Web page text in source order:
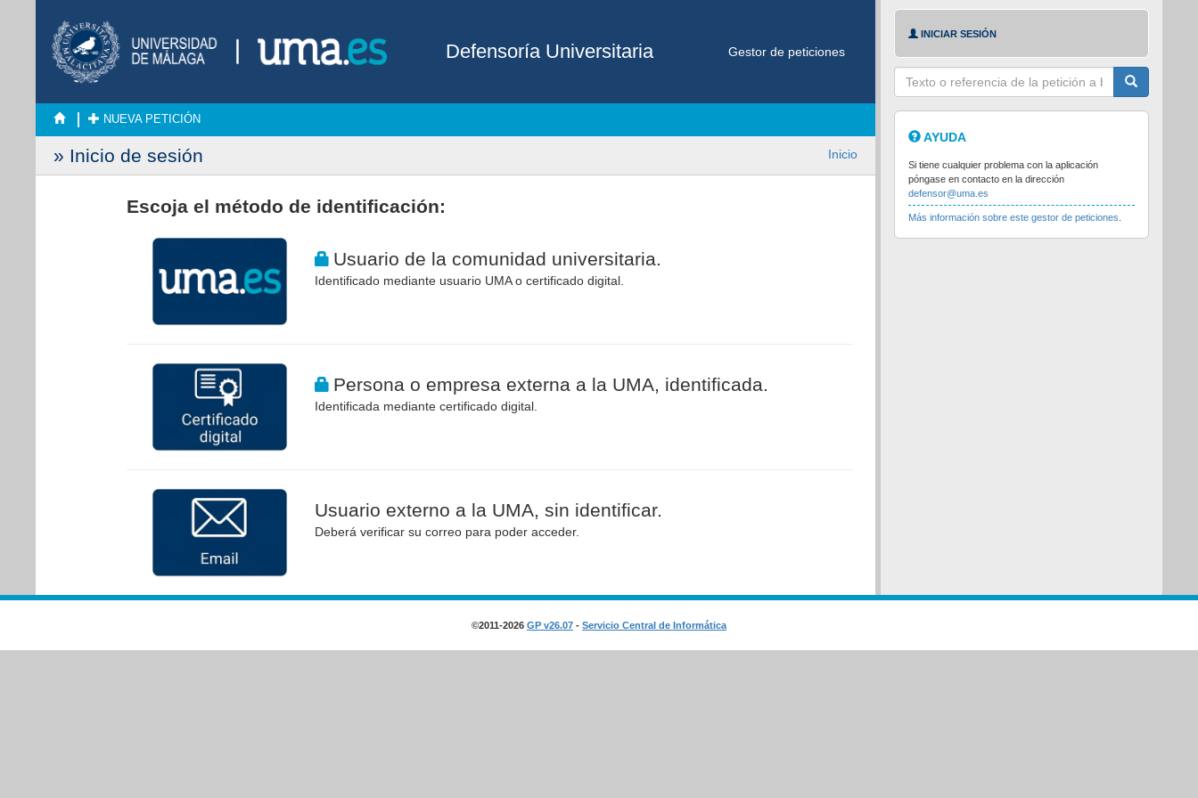
Defensoría Universitaria Gestor de peticiones
NUEVA PETICIÓN
» Inicio de sesión Inicio
Escoja el método de identificación:
Usuario de la comunidad universitaria.
Identificado mediante usuario UMA o certificado digital.
Persona o empresa externa a la UMA, identificada.
Identificada mediante certificado digital.
Usuario externo a la UMA, sin identificar.
Deberá verificar su correo para poder acceder.
INICIAR SESIÓN
Texto
a
buscar
AYUDA
Si tiene cualquier problema con la aplicación
póngase en contacto en la dirección
defensor@uma.es
Más información sobre este gestor de peticiones
©2011-2026 GP v26.07 - Servicio Central de Informática